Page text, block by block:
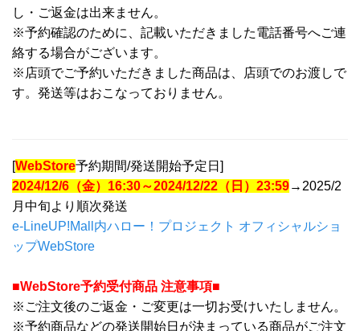
し・ご返金は出来ません。
※予約確認のために、記載いただきました電話番号へご連
絡する場合がございます。
※店頭でご予約いただきました商品は、店頭でのお渡しで
す。発送等はおこなっておりません。
[WebStore予約期間/発送開始予定日]
2024/12/6（金）16:30～2024/12/22（日）23:59→2025/2
月中旬より順次発送
e-LineUP!Mall内ハロー！プロジェクト オフィシャルショ
ップWebStore
■WebStore予約受付商品 注意事項■
※ご注文後のご返金・ご変更は一切お受けいたしません。
※予約商品などの発送開始日が決まっている商品がご注文